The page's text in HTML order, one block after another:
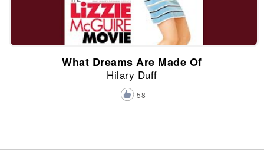
What Dreams Are Made Of
Hilary Duff
58